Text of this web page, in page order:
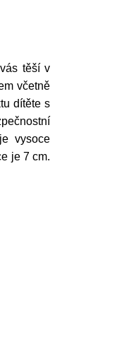
těší v
včetně
dítěte s
vysoce
je 7 cm.